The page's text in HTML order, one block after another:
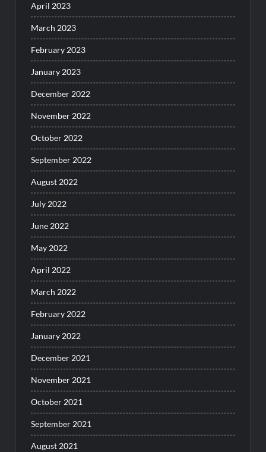
April 2023
March 2023
February 2023
January 2023
December 2022
November 2022
October 2022
September 2022
August 2022
July 2022
June 2022
May 2022
April 2022
March 2022
February 2022
January 2022
December 2021
November 2021
October 2021
September 2021
August 2021